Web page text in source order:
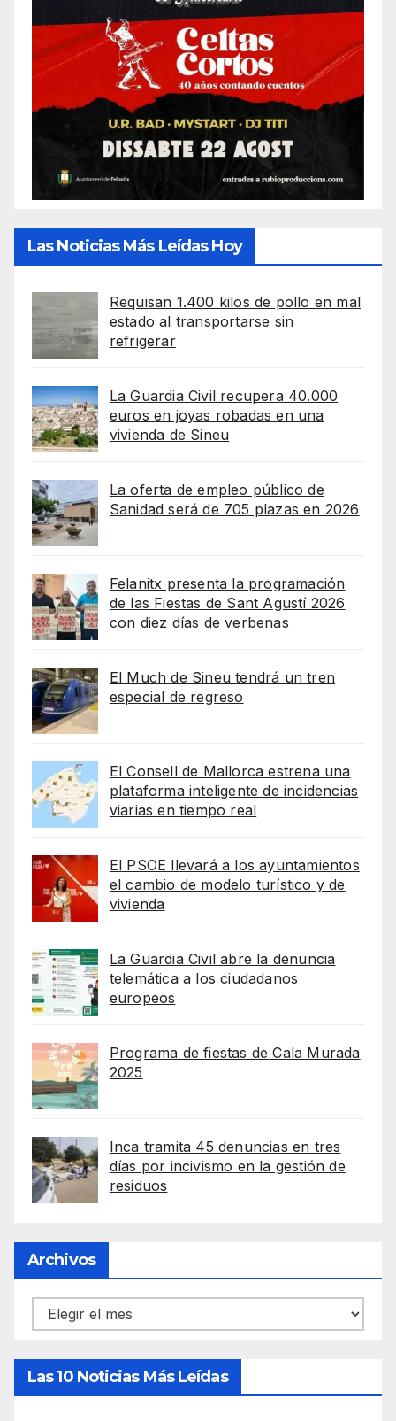
Las Noticias Más Leídas Hoy
Requisan 1.400 kilos de pollo en mal
estado al transportarse sin
refrigerar
La Guardia Civil recupera 40.000
euros en joyas robadas en una
vivienda de Sineu
La oferta de empleo público de
Sanidad será de 705 plazas en 2026
Felanitx presenta la programación
de las Fiestas de Sant Agustí 2026
con diez días de verbenas
El Much de Sineu tendrá un tren
especial de regreso
El Consell de Mallorca estrena una
plataforma inteligente de incidencias
viarias en tiempo real
El PSOE llevará a los ayuntamientos
el cambio de modelo turístico y de
vivienda
La Guardia Civil abre la denuncia
telemática a los ciudadanos
europeos
Programa de fiestas de Cala Murada
2025
Inca tramita 45 denuncias en tres
días por incivismo en la gestión de
residuos
Archivos
Archivos
Las 10 Noticias Más Leídas